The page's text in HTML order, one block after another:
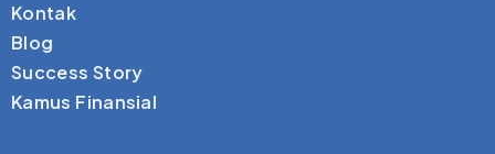
Kontak
Blog
Success Story
Kamus Finansial